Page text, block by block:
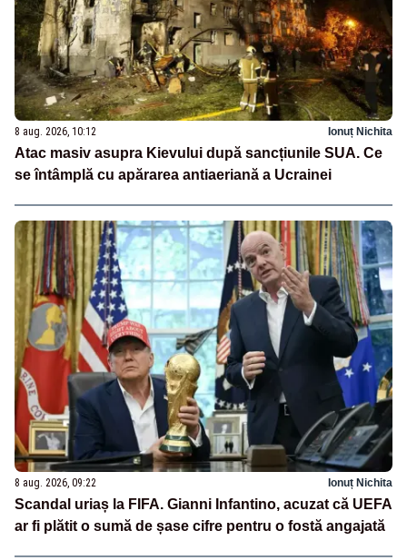
8 aug. 2026, 10:12 Ionuț Nichita
Atac masiv asupra Kievului după sancțiunile SUA. Ce
se întâmplă cu apărarea antiaeriană a Ucrainei
8 aug. 2026, 09:22 Ionuț Nichita
Scandal uriaș la FIFA. Gianni Infantino, acuzat că UEFA
ar fi plătit o sumă de șase cifre pentru o fostă angajată